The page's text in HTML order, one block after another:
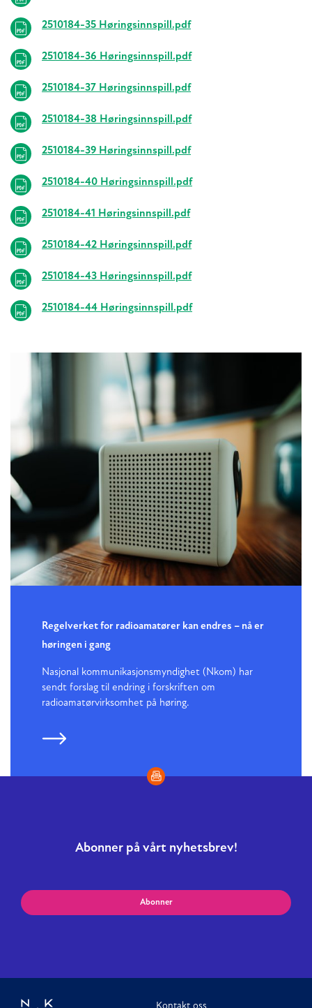
2510184-35 Høringsinnspill.pdf
2510184-36 Høringsinnspill.pdf
2510184-37 Høringsinnspill.pdf
2510184-38 Høringsinnspill.pdf
2510184-39 Høringsinnspill.pdf
2510184-40 Høringsinnspill.pdf
2510184-41 Høringsinnspill.pdf
2510184-42 Høringsinnspill.pdf
2510184-43 Høringsinnspill.pdf
2510184-44 Høringsinnspill.pdf
Regelverket for radioamatører kan endres – nå er
høringen i gang
Nasjonal kommunikasjonsmyndighet (Nkom) har
sendt forslag til endring i forskriften om
radioamatørvirksomhet på høring.
Abonner på vårt nyhetsbrev!
Abonner